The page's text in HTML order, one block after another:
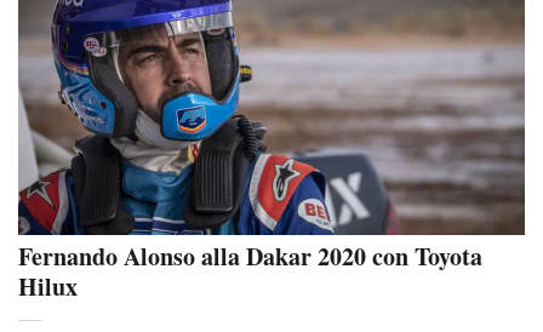
Fernando Alonso alla Dakar 2020 con Toyota
Hilux